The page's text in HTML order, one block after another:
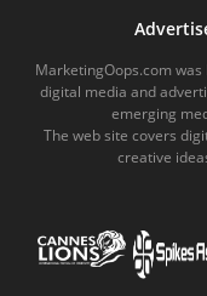
b
o
o
k
c
o
u
b
e
.
o
MarketingOops.com
digital media and
emerging
The web site covers
creative